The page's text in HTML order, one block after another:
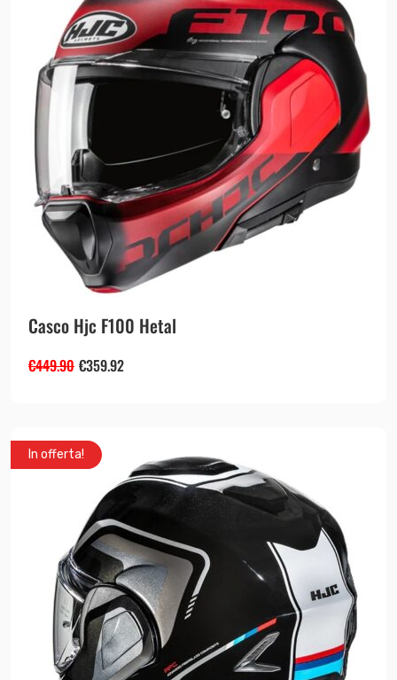
Casco Hjc F100 Hetal
€449.90 €359.92
In offerta!